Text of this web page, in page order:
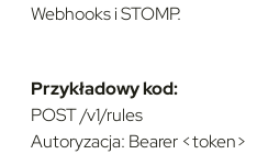
Webhooks i STOMP.
Przykładowy kod:
POST /v1/rules
Autoryzacja: Bearer <token>